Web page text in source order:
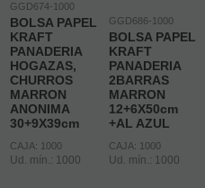
GGD674-1000
BOLSA PAPEL
KRAFT
PANADERIA
HOGAZAS,
CHURROS
MARRON
ANONIMA
30+9X39cm
CAJA: 1000
Ud. mín.: 1000
GGD686-1000
BOLSA PAPEL
KRAFT
PANADERIA
2BARRAS
MARRON
12+6X50cm
+AL AZUL
CAJA: 1000
Ud. mín.: 1000